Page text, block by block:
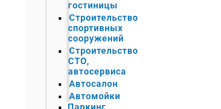
гостиницы
Строительство
спортивных
сооружений
Строительство
СТО,
автосервиса
Автосалон
Автомойки
Паркинг